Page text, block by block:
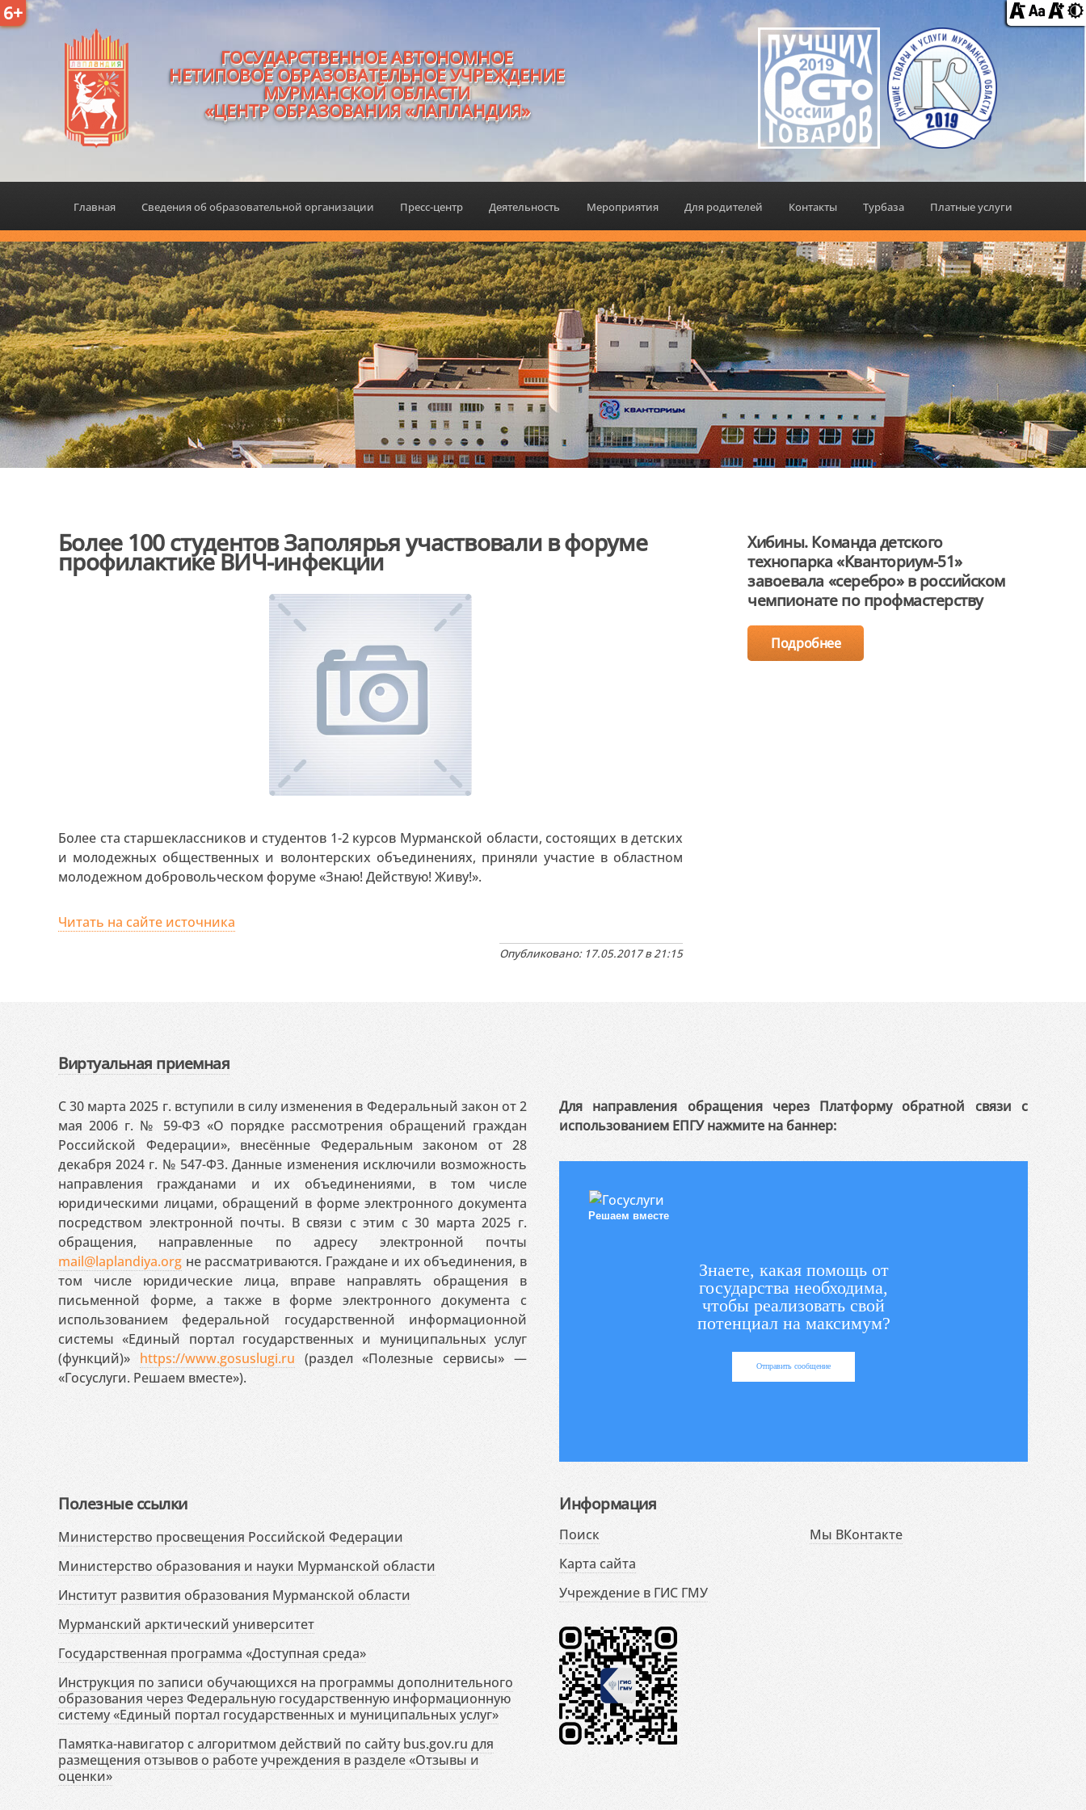
6+
ГОСУДАРСТВЕННОЕ АВТОНОМНОЕ
НЕТИПОВОЕ ОБРАЗОВАТЕЛЬНОЕ УЧРЕЖДЕНИЕ
МУРМАНСКОЙ ОБЛАСТИ
«ЦЕНТР ОБРАЗОВАНИЯ «ЛАПЛАНДИЯ»
Главная Сведения об образовательной организации Пресс-центр Деятельность Мероприятия Для родителей Контакты Турбаза Платные услуги
Более 100 студентов Заполярья участвовали в форуме
профилактике ВИЧ-инфекции
Более ста старшеклассников и студентов 1-2 курсов Мурманской области, состоящих в детских
и молодежных общественных и волонтерских объединениях, приняли участие в областном
молодежном добровольческом форуме «Знаю! Действую! Живу!».
Читать на сайте источника
Опубликовано: 17.05.2017 в 21:15
Хибины. Команда детского
технопарка «Кванториум-51»
завоевала «серебро» в российском
чемпионате по профмастерству
Подробнее
Виртуальная приемная
С 30 марта 2025 г. вступили в силу изменения в Федеральный закон от 2
мая 2006 г. № 59-ФЗ «О порядке рассмотрения обращений граждан
Российской Федерации», внесённые Федеральным законом от 28
декабря 2024 г. № 547-ФЗ. Данные изменения исключили возможность
направления гражданами и их объединениями, в том числе
юридическими лицами, обращений в форме электронного документа
посредством электронной почты. В связи с этим с 30 марта 2025 г.
обращения, направленные по адресу электронной почты
mail@laplandiya.org не рассматриваются. Граждане и их объединения, в
том числе юридические лица, вправе направлять обращения в
письменной форме, а также в форме электронного документа с
использованием федеральной государственной информационной
системы «Единый портал государственных и муниципальных услуг
(функций)» https://www.gosuslugi.ru (раздел «Полезные сервисы» —
«Госуслуги. Решаем вместе»).
Для направления обращения через Платформу обратной связи с
использованием ЕПГУ нажмите на баннер:
Решаем вместе
Знаете, какая помощь от
государства необходима,
чтобы реализовать свой
потенциал на максимум?
Отправить сообщение
Полезные ссылки
Министерство просвещения Российской Федерации
Министерство образования и науки Мурманской области
Институт развития образования Мурманской области
Мурманский арктический университет
Государственная программа «Доступная среда»
Инструкция по записи обучающихся на программы дополнительного
образования через Федеральную государственную информационную
систему «Единый портал государственных и муниципальных услуг»
Памятка-навигатор с алгоритмом действий по сайту bus.gov.ru для
размещения отзывов о работе учреждения в разделе «Отзывы и
оценки»
Информация
Поиск
Карта сайта
Учреждение в ГИС ГМУ
Мы ВКонтакте